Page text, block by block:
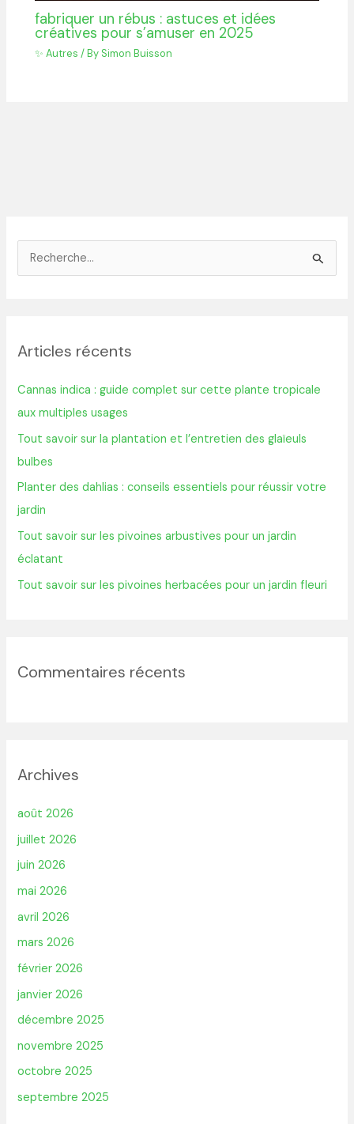
fabriquer un rébus : astuces et idées
créatives pour s’amuser en 2025
✨ Autres / By Simon Buisson
e
c
h
e
r
:
Articles récents
Cannas indica : guide complet sur cette plante tropicale
aux multiples usages
Tout savoir sur la plantation et l’entretien des glaïeuls
bulbes
Planter des dahlias : conseils essentiels pour réussir votre
jardin
Tout savoir sur les pivoines arbustives pour un jardin
éclatant
Tout savoir sur les pivoines herbacées pour un jardin fleuri
Commentaires récents
Archives
août 2026
juillet 2026
juin 2026
mai 2026
avril 2026
mars 2026
février 2026
janvier 2026
décembre 2025
novembre 2025
octobre 2025
septembre 2025